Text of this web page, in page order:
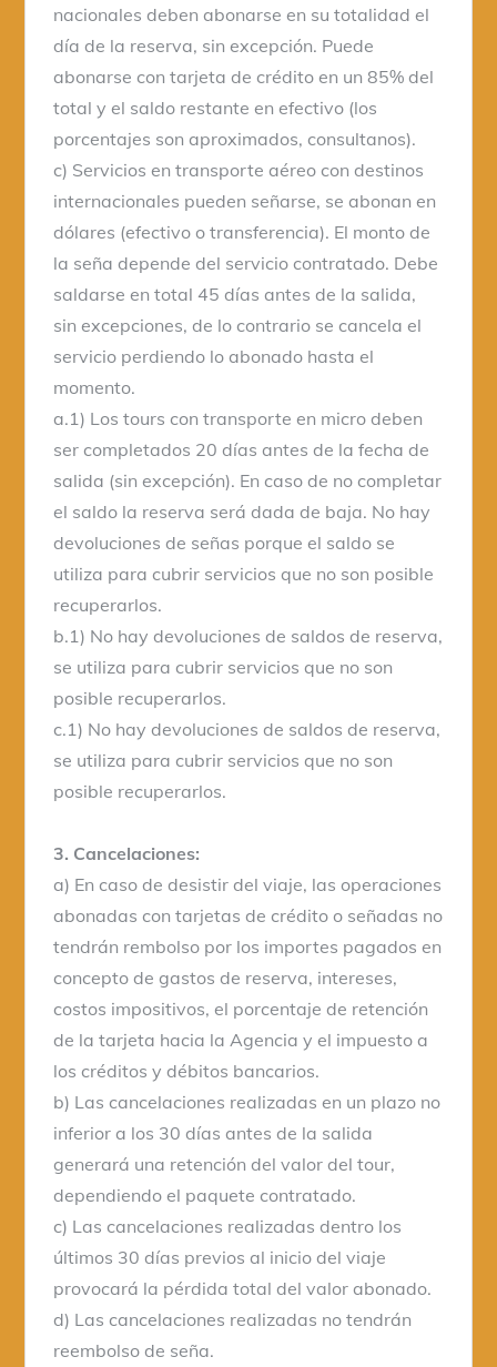
nacionales deben abonarse en su totalidad el
día de la reserva, sin excepción. Puede
abonarse con tarjeta de crédito en un 85% del
total y el saldo restante en efectivo (los
porcentajes son aproximados, consultanos).
c) Servicios en transporte aéreo con destinos
internacionales pueden señarse, se abonan en
dólares (efectivo o transferencia). El monto de
la seña depende del servicio contratado. Debe
saldarse en total 45 días antes de la salida,
sin excepciones, de lo contrario se cancela el
servicio perdiendo lo abonado hasta el
momento.
a.1) Los tours con transporte en micro deben
ser completados 20 días antes de la fecha de
salida (sin excepción). En caso de no completar
el saldo la reserva será dada de baja. No hay
devoluciones de señas porque el saldo se
utiliza para cubrir servicios que no son posible
recuperarlos.
b.1) No hay devoluciones de saldos de reserva,
se utiliza para cubrir servicios que no son
posible recuperarlos.
c.1) No hay devoluciones de saldos de reserva,
se utiliza para cubrir servicios que no son
posible recuperarlos.
3. Cancelaciones:
a) En caso de desistir del viaje, las operaciones
abonadas con tarjetas de crédito o señadas no
tendrán rembolso por los importes pagados en
concepto de gastos de reserva, intereses,
costos impositivos, el porcentaje de retención
de la tarjeta hacia la Agencia y el impuesto a
los créditos y débitos bancarios.
b) Las cancelaciones realizadas en un plazo no
inferior a los 30 días antes de la salida
generará una retención del valor del tour,
dependiendo el paquete contratado.
c) Las cancelaciones realizadas dentro los
últimos 30 días previos al inicio del viaje
provocará la pérdida total del valor abonado.
d) Las cancelaciones realizadas no tendrán
reembolso de seña.